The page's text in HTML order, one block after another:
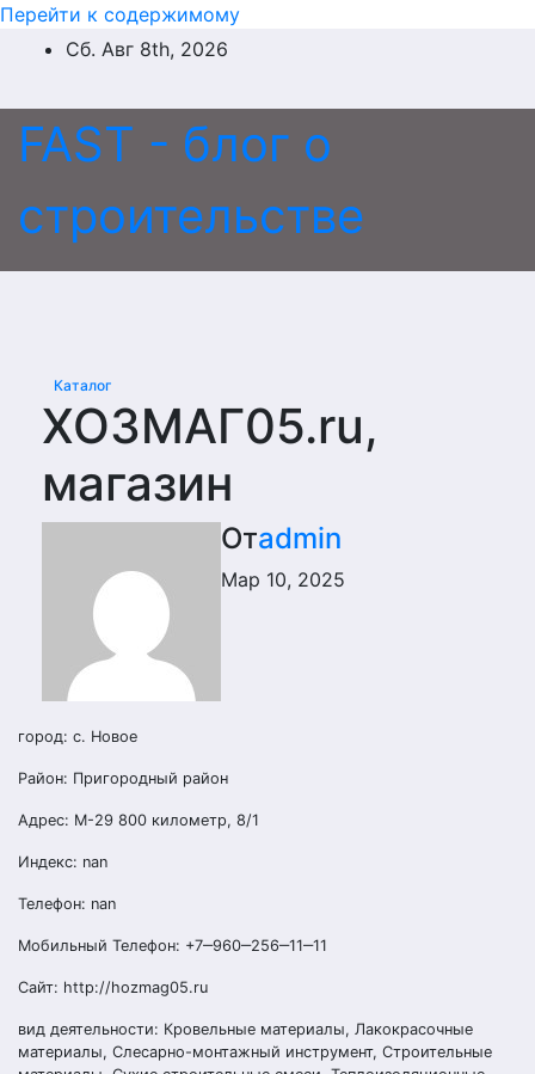
Перейти к содержимому
Сб. Авг 8th, 2026
FAST - блог о
строительстве
Каталог
ХОЗМАГ05.ru,
магазин
Отadmin
Мар 10, 2025
город: с. Новое
Район: Пригородный район
Адрес: М-29 800 километр, 8/1
Индекс: nan
Телефон: nan
Мобильный Телефон: +7‒960‒256‒11‒11
Сайт: http://hozmag05.ru
вид деятельности: Кровельные материалы, Лакокрасочные
материалы, Слесарно-монтажный инструмент, Строительные